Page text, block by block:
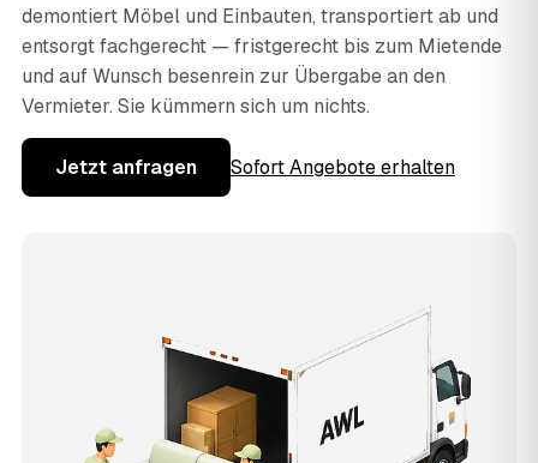
demontiert Möbel und Einbauten, transportiert ab und
entsorgt fachgerecht — fristgerecht bis zum Mietende
und auf Wunsch besenrein zur Übergabe an den
Vermieter. Sie kümmern sich um nichts.
Jetzt anfragen Sofort Angebote erhalten